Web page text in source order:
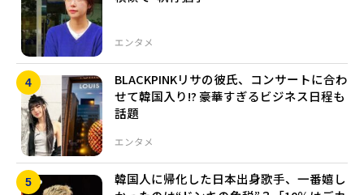
エンタメ
エンタメ
BLACKPINKリサの彼氏、コンサートに合わ
せて韓国入り!? 豪華すぎるビジネス日程も
話題
韓国人に帰化した日本出身歌手、一番嬉し